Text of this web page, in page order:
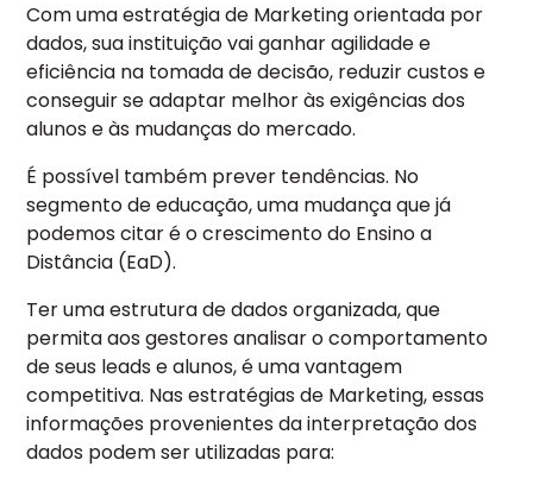
Com uma estratégia de Marketing orientada por
dados, sua instituição vai ganhar agilidade e
eficiência na tomada de decisão, reduzir custos e
conseguir se adaptar melhor às exigências dos
alunos e às mudanças do mercado.
É possível também prever tendências. No
segmento de educação, uma mudança que já
podemos citar é o crescimento do Ensino a
Distância (EaD).
Ter uma estrutura de dados organizada, que
permita aos gestores analisar o comportamento
de seus leads e alunos, é uma vantagem
competitiva. Nas estratégias de Marketing, essas
informações provenientes da interpretação dos
dados podem ser utilizadas para: